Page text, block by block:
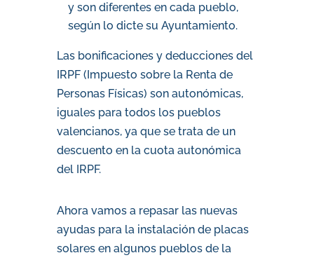
y son diferentes en cada pueblo,
según lo dicte su Ayuntamiento.
Las bonificaciones y deducciones del
IRPF (Impuesto sobre la Renta de
Personas Físicas) son autonómicas,
iguales para todos los pueblos
valencianos, ya que se trata de un
descuento en la cuota autonómica
del IRPF.
Ahora vamos a repasar las nuevas
ayudas para la instalación de placas
solares en algunos pueblos de la